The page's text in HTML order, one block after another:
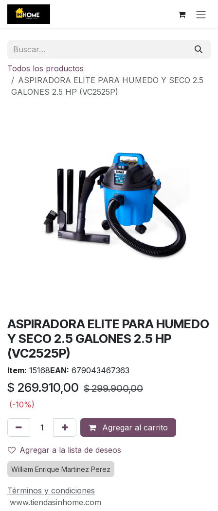
Ir al contenido
Todos los productos
ASPIRADORA ELITE PARA HUMEDO Y SECO 2.5
GALONES 2.5 HP (VC2525P)
ASPIRADORA ELITE PARA HUMEDO
Y SECO 2.5 GALONES 2.5 HP
(VC2525P)
Item: 15168EAN: 679043467363
$ 269.910,00 $299.900,00
(-10%)
Agregar al carrito
Agregar a la lista de deseos
William Enrique Martinez Perez
Términos y condiciones
www.tiendasinhome.com